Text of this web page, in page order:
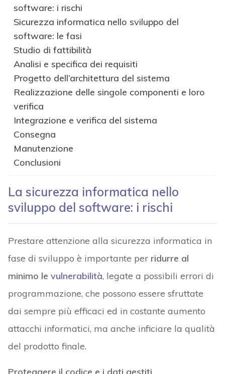
software: i rischi
Sicurezza informatica nello sviluppo del
software: le fasi
Studio di fattibilità
Analisi e specifica dei requisiti
Progetto dell’architettura del sistema
Realizzazione delle singole componenti e loro
verifica
Integrazione e verifica del sistema
Consegna
Manutenzione
Conclusioni
La sicurezza informatica nello
sviluppo del software: i rischi
Prestare attenzione alla sicurezza informatica in
fase di sviluppo è importante per ridurre al
minimo le vulnerabilità, legate a possibili errori di
programmazione, che possono essere sfruttate
dai sempre più efficaci ed in costante aumento
attacchi informatici, ma anche inficiare la qualità
del prodotto finale.